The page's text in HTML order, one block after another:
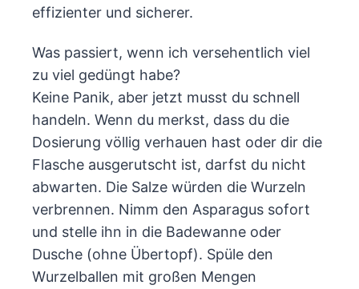
effizienter und sicherer.
Was passiert, wenn ich versehentlich viel
zu viel gedüngt habe?
Keine Panik, aber jetzt musst du schnell
handeln. Wenn du merkst, dass du die
Dosierung völlig verhauen hast oder dir die
Flasche ausgerutscht ist, darfst du nicht
abwarten. Die Salze würden die Wurzeln
verbrennen. Nimm den Asparagus sofort
und stelle ihn in die Badewanne oder
Dusche (ohne Übertopf). Spüle den
Wurzelballen mit großen Mengen